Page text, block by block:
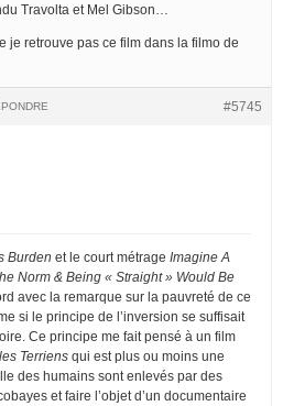
Travolta et Mel Gibson…
je retrouve pas ce film dans la filmo de
#5745
Burden et le court métrage Imagine A
Norm & Being « Straight » Would Be
avec la remarque sur la pauvreté de ce
si le principe de l’inversion se suffisait
Ce principe me fait pensé à un film
Terriens qui est plus ou moins une
des humains sont enlevés par des
et faire l’objet d’un documentaire